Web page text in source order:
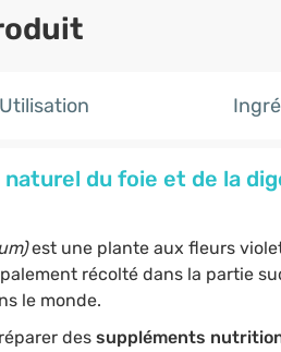
Utilisation
du foie et de la
est une plante aux fleurs
récolté dans la partie
le monde.
des suppléments